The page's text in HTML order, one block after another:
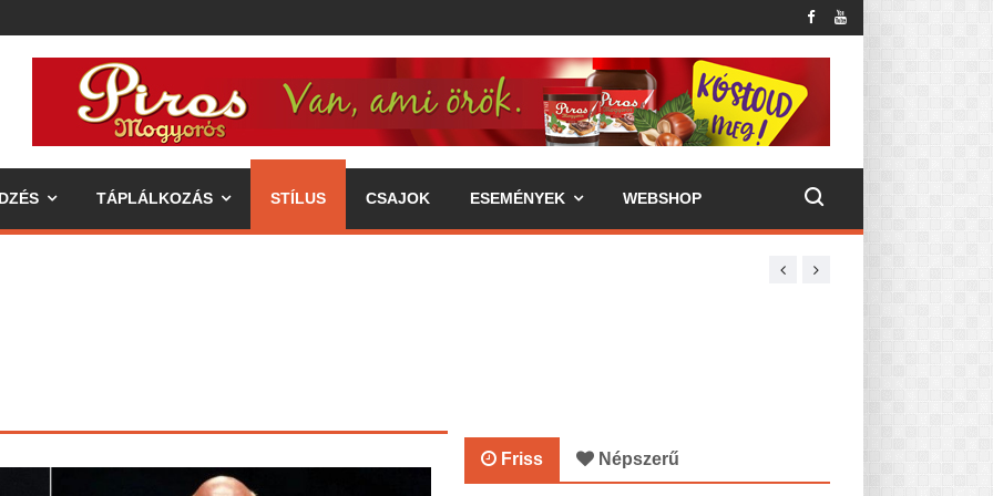
TÁPLÁLKOZÁS STÍLUS CSAJOK ESEMÉNYEK WEBSHOP
az egészséges életmódhoz
az annak fogyasztásával járó előnyök
Friss Népszerű